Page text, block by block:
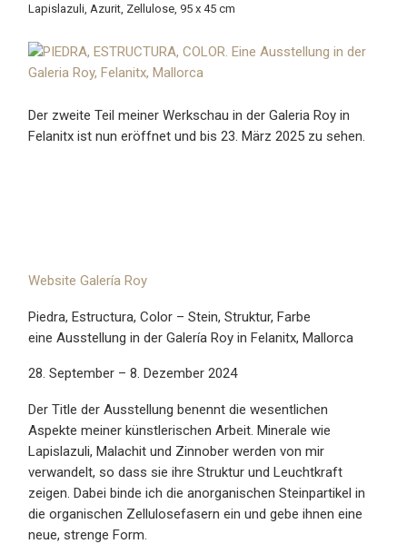
Lapislazuli, Azurit, Zellulose, 95 x 45 cm
Der zweite Teil meiner Werkschau in der Galeria Roy in
Felanitx ist nun eröffnet und bis 23. März 2025 zu sehen.
Website Galería Roy
Piedra, Estructura, Color – Stein, Struktur, Farbe
eine Ausstellung in der Galería Roy in Felanitx, Mallorca
28. September – 8. Dezember 2024
Der Title der Ausstellung benennt die wesentlichen
Aspekte meiner künstlerischen Arbeit. Minerale wie
Lapislazuli, Malachit und Zinnober werden von mir
verwandelt, so dass sie ihre Struktur und Leuchtkraft
zeigen. Dabei binde ich die anorganischen Steinpartikel in
die organischen Zellulosefasern ein und gebe ihnen eine
neue, strenge Form.